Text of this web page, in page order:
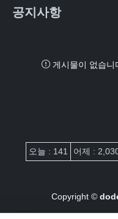
공지사항
게시물이 없습니
접속자집계
오늘 : 141 어제 :
Copyright ©